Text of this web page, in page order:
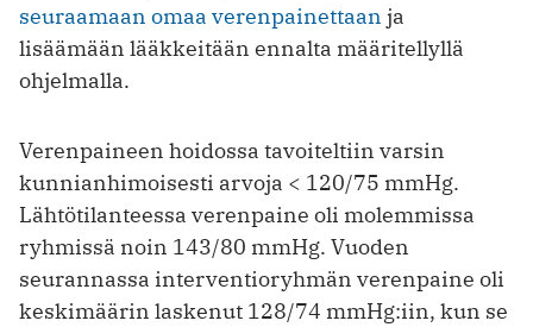
seuraamaan omaa verenpainettaan ja
lisäämään lääkkeitään ennalta määritellyllä
ohjelmalla.
Verenpaineen hoidossa tavoiteltiin varsin
kunnianhimoisesti arvoja < 120/75 mmHg.
Lähtötilanteessa verenpaine oli molemmissa
ryhmissä noin 143/80 mmHg. Vuoden
seurannassa interventioryhmän verenpaine oli
keskimäärin laskenut 128/74 mmHg:iin, kun se